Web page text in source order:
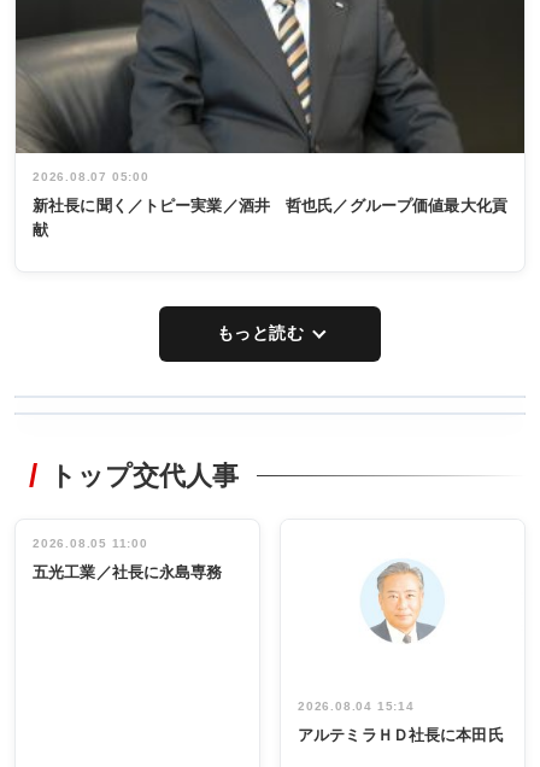
2026.08.07 05:00
新社長に聞く／トピー実業／酒井 哲也氏／グループ価値最大化貢
献
もっと読む
非鉄業界で
インタビュ
ー／社内ア
タックトレー
祝う 業界関
係者ら220人
出席
トップ交代人事
2026.08.05 11:00
五光工業／社長に永島専務
2026.08.04 15:14
アルテミラＨＤ社長に本田氏